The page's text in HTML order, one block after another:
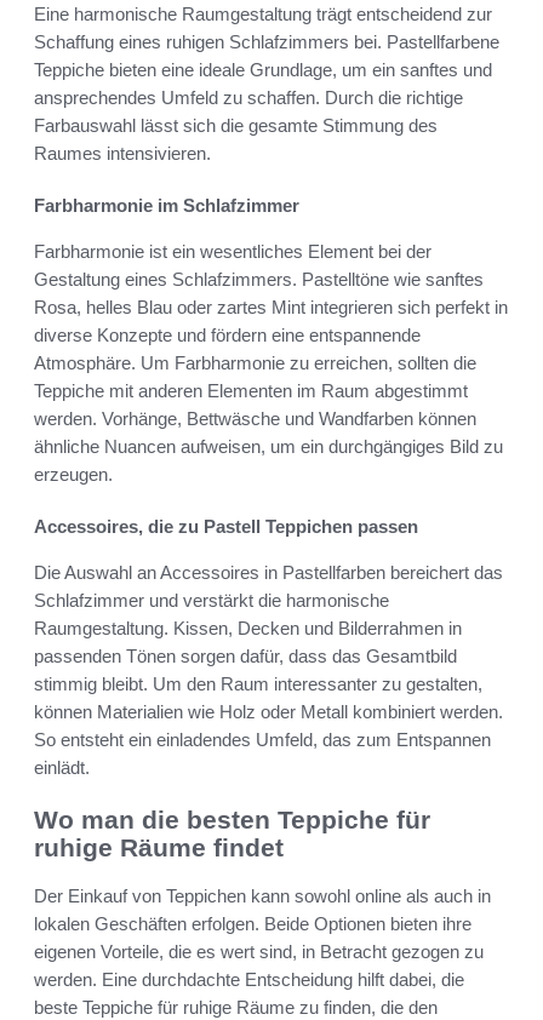
Eine harmonische Raumgestaltung trägt entscheidend zur
Schaffung eines ruhigen Schlafzimmers bei. Pastellfarbene
Teppiche bieten eine ideale Grundlage, um ein sanftes und
ansprechendes Umfeld zu schaffen. Durch die richtige
Farbauswahl lässt sich die gesamte Stimmung des
Raumes intensivieren.
Farbharmonie im Schlafzimmer
Farbharmonie ist ein wesentliches Element bei der
Gestaltung eines Schlafzimmers. Pastelltöne wie sanftes
Rosa, helles Blau oder zartes Mint integrieren sich perfekt in
diverse Konzepte und fördern eine entspannende
Atmosphäre. Um Farbharmonie zu erreichen, sollten die
Teppiche mit anderen Elementen im Raum abgestimmt
werden. Vorhänge, Bettwäsche und Wandfarben können
ähnliche Nuancen aufweisen, um ein durchgängiges Bild zu
erzeugen.
Accessoires, die zu Pastell Teppichen passen
Die Auswahl an Accessoires in Pastellfarben bereichert das
Schlafzimmer und verstärkt die harmonische
Raumgestaltung. Kissen, Decken und Bilderrahmen in
passenden Tönen sorgen dafür, dass das Gesamtbild
stimmig bleibt. Um den Raum interessanter zu gestalten,
können Materialien wie Holz oder Metall kombiniert werden.
So entsteht ein einladendes Umfeld, das zum Entspannen
einlädt.
Wo man die besten Teppiche für
ruhige Räume findet
Der Einkauf von Teppichen kann sowohl online als auch in
lokalen Geschäften erfolgen. Beide Optionen bieten ihre
eigenen Vorteile, die es wert sind, in Betracht gezogen zu
werden. Eine durchdachte Entscheidung hilft dabei, die
beste Teppiche für ruhige Räume zu finden, die den